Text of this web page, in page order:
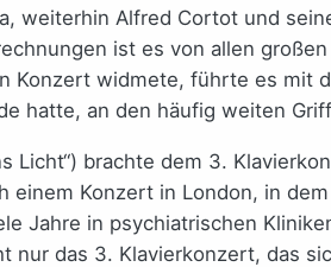
weiterhin Alfred Cortot und
ist es von allen
Konzert widmete, führte es mit
hatte, an den häufig weiten
Licht“) brachte dem 3.
einem Konzert in London, in
Jahre in psychiatrischen
das 3. Klavierkonzert, das